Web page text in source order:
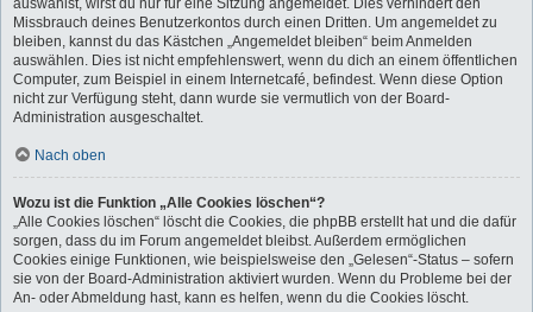
auswählst, wirst du nur für eine Sitzung angemeldet. Dies verhindert den
Missbrauch deines Benutzerkontos durch einen Dritten. Um angemeldet zu
bleiben, kannst du das Kästchen „Angemeldet bleiben“ beim Anmelden
auswählen. Dies ist nicht empfehlenswert, wenn du dich an einem öffentlichen
Computer, zum Beispiel in einem Internetcafé, befindest. Wenn diese Option
nicht zur Verfügung steht, dann wurde sie vermutlich von der Board-
Administration ausgeschaltet.
Nach oben
Wozu ist die Funktion „Alle Cookies löschen“?
„Alle Cookies löschen“ löscht die Cookies, die phpBB erstellt hat und die dafür
sorgen, dass du im Forum angemeldet bleibst. Außerdem ermöglichen
Cookies einige Funktionen, wie beispielsweise den „Gelesen“-Status – sofern
sie von der Board-Administration aktiviert wurden. Wenn du Probleme bei der
An- oder Abmeldung hast, kann es helfen, wenn du die Cookies löscht.